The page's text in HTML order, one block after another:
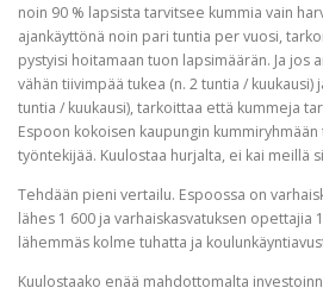
noin 90 % lapsista tarvitsee kummia vain
ajankäyttönä noin pari tuntia per vuosi,
pystyisi hoitamaan tuon lapsimäärän. Ja jos
vähän tiivimpää tukea (n. 2 tuntia / kuukausi)
tuntia / kuukausi), tarkoittaa että kummeja
Espoon kokoisen kaupungin
työntekijää. Kuulostaa hurjalta, ei kai meillä
Tehdään pieni vertailu. Espoossa on
lähes 1 600 ja varhaiskasvatuksen opettajia
lähemmäs kolme tuhatta ja
Kuulostaako enää mahdottomalta